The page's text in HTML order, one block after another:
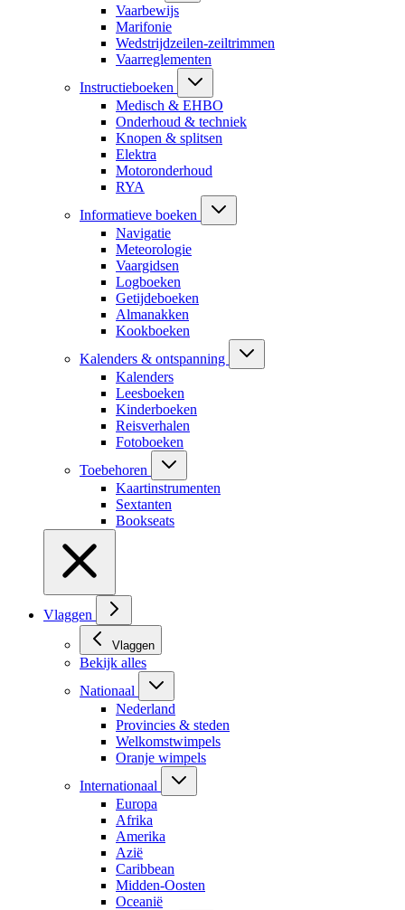
Vaarbewijs
Marifonie
Wedstrijdzeilen-zeiltrimmen
Vaarreglementen
Instructieboeken
Medisch & EHBO
Onderhoud & techniek
Knopen & splitsen
Elektra
Motoronderhoud
RYA
Informatieve boeken
Navigatie
Meteorologie
Vaargidsen
Logboeken
Getijdeboeken
Almanakken
Kookboeken
Kalenders & ontspanning
Kalenders
Leesboeken
Kinderboeken
Reisverhalen
Fotoboeken
Toebehoren
Kaartinstrumenten
Sextanten
Bookseats
Vlaggen
Vlaggen
Bekijk alles
Nationaal
Nederland
Provincies & steden
Welkomstwimpels
Oranje wimpels
Internationaal
Europa
Afrika
Amerika
Azië
Caribbean
Midden-Oosten
Oceanië